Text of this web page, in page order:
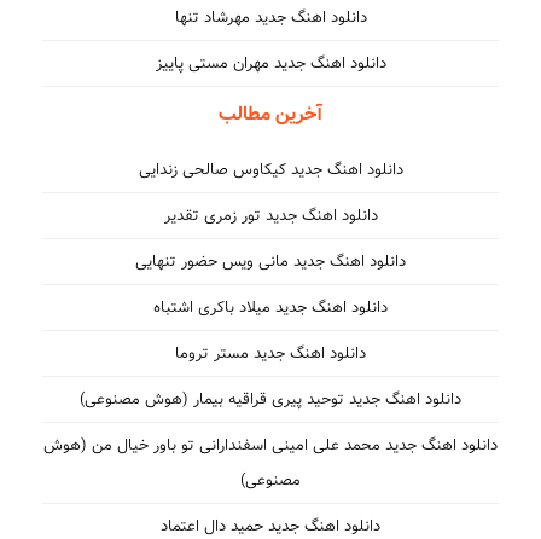
دانلود اهنگ جدید مهرشاد تنها
دانلود اهنگ جدید مهران مستی پاییز
آخرین مطالب
دانلود اهنگ جدید کیکاوس صالحی زندایی
دانلود اهنگ جدید تور زمری تقدیر
دانلود اهنگ جدید مانی ویس حضور تنهایی
دانلود اهنگ جدید میلاد باکری اشتباه
دانلود اهنگ جدید مستر تروما
دانلود اهنگ جدید توحید پیری قراقیه بیمار (هوش مصنوعی)
دانلود اهنگ جدید محمد علی امینی اسفندارانی تو باور خیال من (هوش
مصنوعی)
دانلود اهنگ جدید حمید دال اعتماد